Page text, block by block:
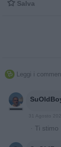
 Salva
 Leggi i
31 Agosto
· Ti stimo